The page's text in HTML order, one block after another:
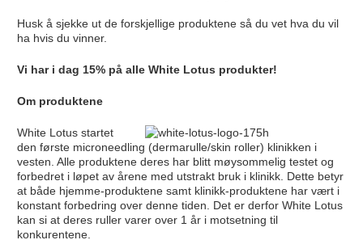
Husk å sjekke ut de forskjellige produktene så du vet hva du vil
ha hvis du vinner.
Vi har i dag 15% på alle White Lotus produkter!
Om produktene
White Lotus startet
den første microneedling (dermarulle/skin roller) klinikken i
vesten. Alle produktene deres har blitt møysommelig testet og
forbedret i løpet av årene med utstrakt bruk i klinikk. Dette betyr
at både hjemme-produktene samt klinikk-produktene har vært i
konstant forbedring over denne tiden. Det er derfor White Lotus
kan si at deres ruller varer over 1 år i motsetning til
konkurentene.